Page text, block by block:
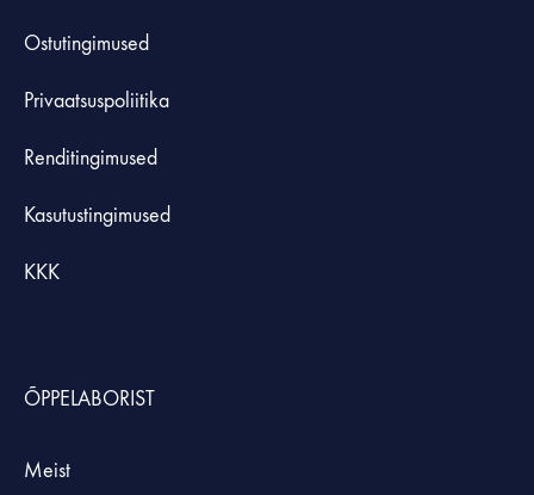
Ostutingimused
Privaatsuspoliitika
Renditingimused
Kasutustingimused
KKK
ÕPPELABORIST
Meist